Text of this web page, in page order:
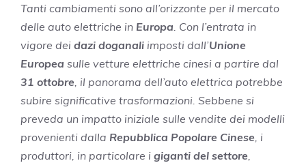
Tanti cambiamenti sono all’orizzonte per il mercato
delle auto elettriche in Europa . Con l’entrata in
vigore dei dazi doganali imposti dall’Unione
Europea sulle vetture elettriche cinesi a partire dal
31 ottobre , il panorama dell’auto elettrica potrebbe
subire significative trasformazioni. Sebbene si
preveda un impatto iniziale sulle vendite dei modelli
provenienti dalla Repubblica Popolare Cinese , i
produttori, in particolare i giganti del settore